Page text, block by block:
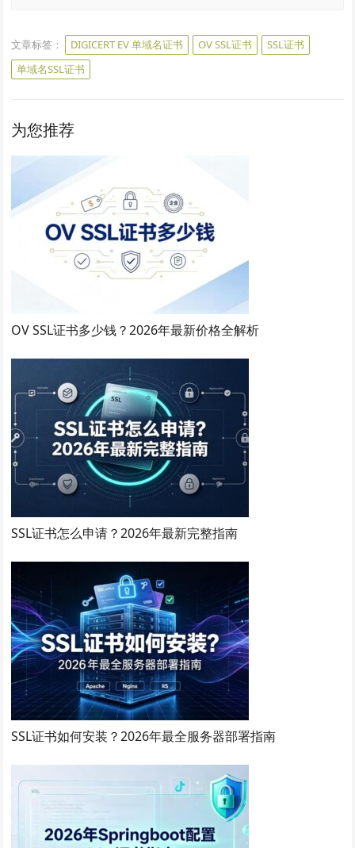
文章标签： DIGICERT EV 单域名证书 OV SSL证书
SSL证书
单域名SSL证书
为您推荐
OV SSL证书多少钱？2026年最新价格全解析
SSL证书怎么申请？2026年最新完整指南
SSL证书如何安装？2026年最全服务器部署指南